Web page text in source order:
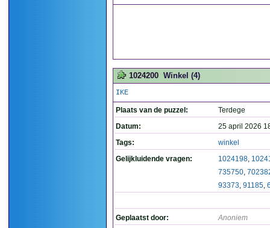
1024200 Winkel (4)
IKE
Plaats van de puzzel:
Terdege
Datum:
25 april 2026
Tags:
winkel
Gelijkluidende vragen:
1024198,
735750,
93373, 91185,
Geplaatst door: Anoniem